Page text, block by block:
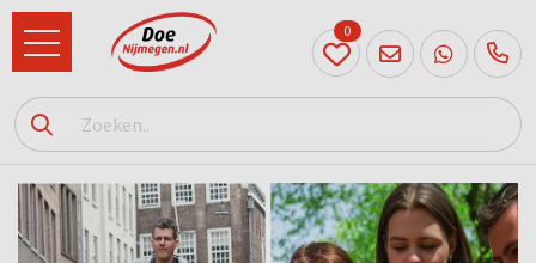
024
204
20 31
0